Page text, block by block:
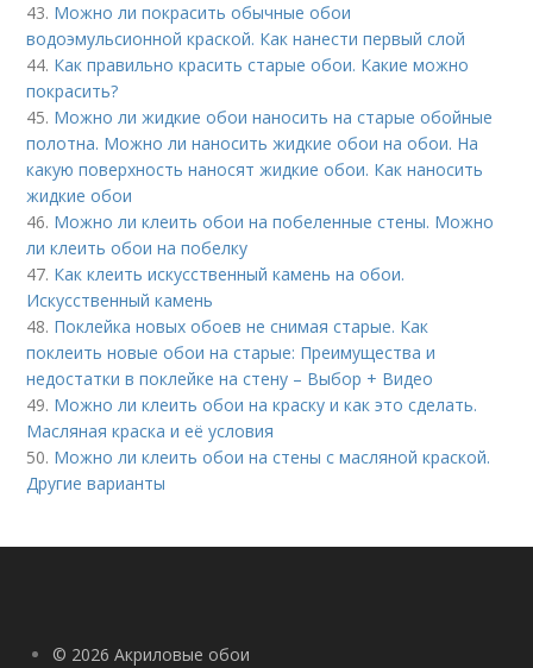
43. Можно ли покрасить обычные обои
водоэмульсионной краской. Как нанести первый слой
44. Как правильно красить старые обои. Какие можно
покрасить?
45. Можно ли жидкие обои наносить на старые обойные
полотна. Можно ли наносить жидкие обои на обои. На
какую поверхность наносят жидкие обои. Как наносить
жидкие обои
46. Можно ли клеить обои на побеленные стены. Можно
ли клеить обои на побелку
47. Как клеить искусственный камень на обои.
Искусственный камень
48. Поклейка новых обоев не снимая старые. Как
поклеить новые обои на старые: Преимущества и
недостатки в поклейке на стену – Выбор + Видео
49. Можно ли клеить обои на краску и как это сделать.
Масляная краска и её условия
50. Можно ли клеить обои на стены с масляной краской.
Другие варианты
© 2026 Акриловые обои